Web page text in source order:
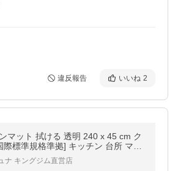
違反報告 いいね 2
マット 拭ける 透明 240 x 45 cm ク
際標準規格準拠] キッチン 台所 マッ
れ 防水 防汚 フロア 床暖房対応 PV
チェアマット
ナ キングジム直営店